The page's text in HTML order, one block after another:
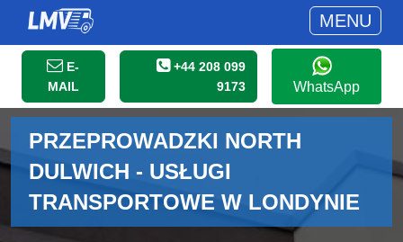
MENU
E-
MAIL
+44 208 099
9173
WhatsApp
PRZEPROWADZKI NORTH
DULWICH - USŁUGI
TRANSPORTOWE W LONDYNIE